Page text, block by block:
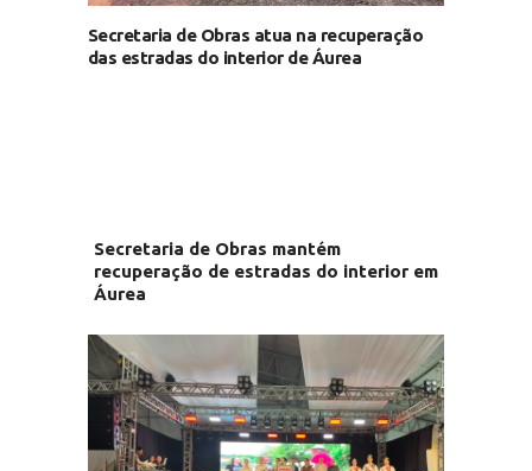
Secretaria de Obras atua na recuperação
das estradas do interior de Áurea
Secretaria de Obras mantém
recuperação de estradas do interior em
Áurea